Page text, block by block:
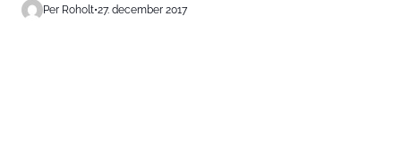
Per Roholt•27. december 2017